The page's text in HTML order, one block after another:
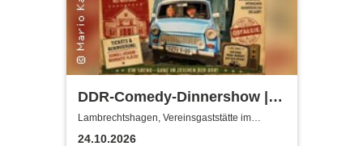
DDR-Comedy-Dinnershow |
Kulinarik trifft Kult-Comedy
Lambrechtshagen, Vereinsgaststätte im
Gemeindezentrum Lambrechtshagen
24.10.2026